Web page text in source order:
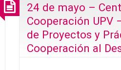
24 de mayo –
Cooperación UPV
de Proyectos y
Cooperación al